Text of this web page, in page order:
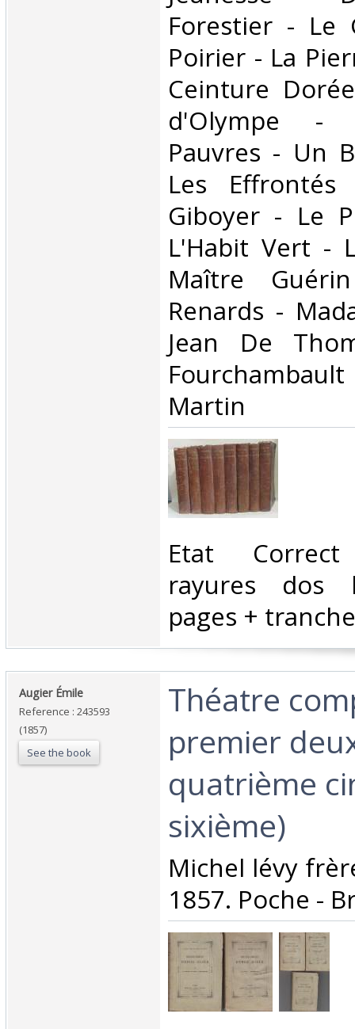
Forestier - Le
Poirier - La
Ceinture
d'Olympe -
Pauvres - Un
Les
Giboyer - Le
L'Habit Vert -
Maître
Renards -
Jean De
Martin‎
‎Etat Correct
rayures dos
pages +
‎Augier Émile‎
Reference : 243593
(1857)
See the book
‎Théatre
premier
quatrième
sixième)‎
‎Michel lévy
1857. Poche -